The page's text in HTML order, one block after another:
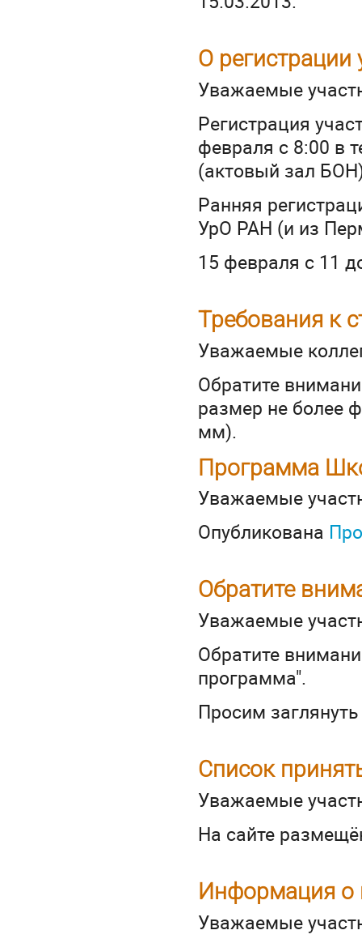
О
Уважаемые
Регистрация
февраля с 8:00 в
(актовый зал
Ранняя
УрО РАН (и из
15 февраля с 11
Требования к
Уважаемые
Обратите
размер не более
мм).
Программа
Уважаемые
Опубликована
Обратите
Уважаемые
Обратите
программа".
Просим
Список
Уважаемые
На сайте
Информация о
Уважаемые